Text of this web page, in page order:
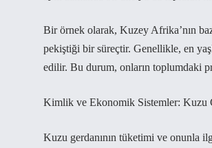
Bir örnek olarak, Kuzey Afrika’nın
pekiştiği bir süreçtir. Genellikle, en
edilir. Bu durum, onların toplumdaki
Kimlik ve Ekonomik Sistemler: Kuzu
Kuzu gerdanının tüketimi ve onunla